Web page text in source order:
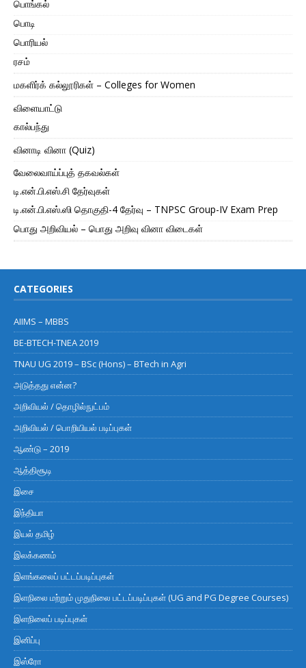
பொங்கல்
பொடி
பொரியல்
ரசம்
மகளிர்க் கல்லூரிகள் – Colleges for Women
விளையாட்டு
கால்பந்து
வினாடி வினா (Quiz)
வேலைவாய்ப்புத் தகவல்கள்
டி.என்.பி.எஸ்.சி தேர்வுகள்
டி.என்.பி.எஸ்.ஸி தொகுதி-4 தேர்வு – TNPSC Group-IV Exam Prep
பொது அறிவியல் – பொது அறிவு வினா விடைகள்
CATEGORIES
AIIMS – MBBS
BE-BTECH-TNEA 2019
TNAU UG 2019 – BSc (Hons) – BTech in Agri
அடுத்தது என்ன?
அறிவியல் / தொழில்நுட்பம்
அறிவியல் / பொறியியல் படிப்புகள்
ஆண்டு – 2019
ஆத்திசூடி
இசை
இந்தியா
இயல் தமிழ்
இலக்கணம்
இளங்கலைப் பட்டப்படிப்புகள்
இளநிலை மற்றும் முதுநிலை பட்டப்படிப்புகள் (UG and PG Degree Courses)
இளநிலைப் படிப்புகள்
இனிப்பு
இஸ்ரோ